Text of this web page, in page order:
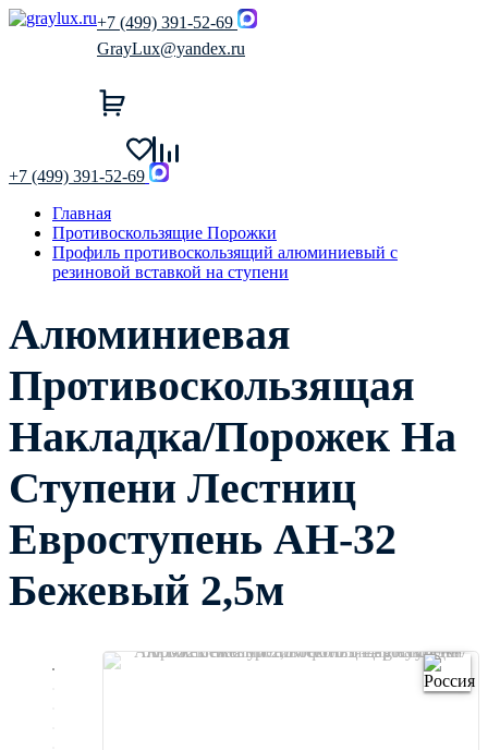
+7 (499) 391-52-69
GrayLux@yandex.ru
+7 (499) 391-52-69
Главная
Противоскользящие Порожки
Профиль противоскользящий алюминиевый с
резиновой вставкой на ступени
Алюминиевая
Противоскользящая
Накладка/Порожек На
Ступени Лестниц
Евроступень АН-32
Бежевый 2,5м